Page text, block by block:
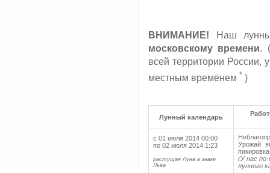
ВНИМАНИЕ! Наш
московскому времени.
всей территории России,
местным временем * )
Лунный календарь
с 01 июля 2014 00:00
по 02 июля 2014 1:23
растущая Луна в знаке
Льва
Урожай
(У нас
лунного